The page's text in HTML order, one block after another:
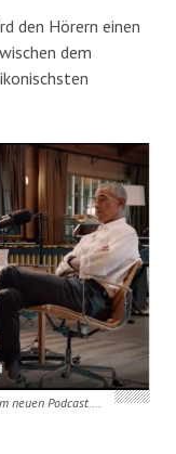
den Hörern einen
dem
neuen Podcast….